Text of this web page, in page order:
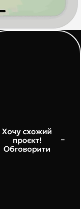
Хочу схожий
проєкт!
Обговорити